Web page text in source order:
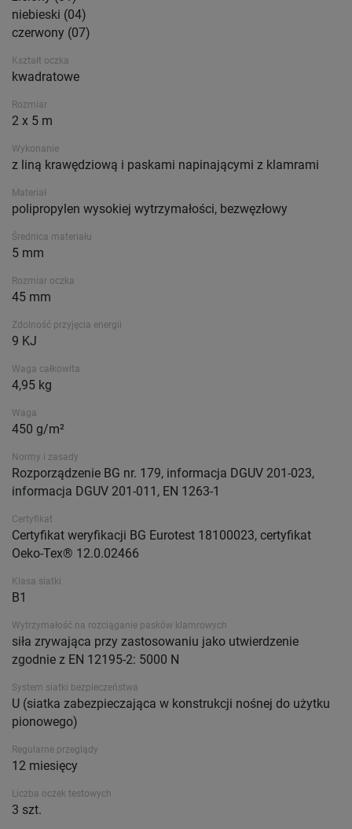
niebieski (04)
czerwony (07)
Kształt oczka
kwadratowe
Rozmiar
2 x 5 m
Wykonanie
z liną krawędziową i paskami napinającymi z klamrami
Materiał
polipropylen wysokiej wytrzymałości, bezwęzłowy
Średnica materiału
5 mm
Rozmiar oczka
45 mm
Zdolność przyjęcia energii
9 KJ
Waga całkowita
4,95 kg
Waga
450 g/m²
Normy i zasady
Rozporządzenie BG nr. 179, informacja DGUV 201-023,
informacja DGUV 201-011, EN 1263-1
Certyfikat
Certyfikat weryfikacji BG Eurotest 18100023, certyfikat
Oeko-Tex® 12.0.02466
Klasa siatki
B1
Wytrzymałość na rozciąganie pasków klamrowych
siła zrywająca przy zastosowaniu jako utwierdzenie
zgodnie z EN 12195-2: 5000 N
System siatki bezpieczeństwa
U (siatka zabezpieczająca w konstrukcji nośnej do użytku
pionowego)
Regularne przeglądy
12 miesięcy
Liczba oczek testowych
3 szt.